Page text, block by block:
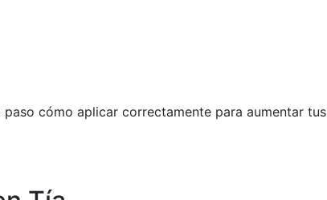
cómo aplicar correctamente para aumentar tus